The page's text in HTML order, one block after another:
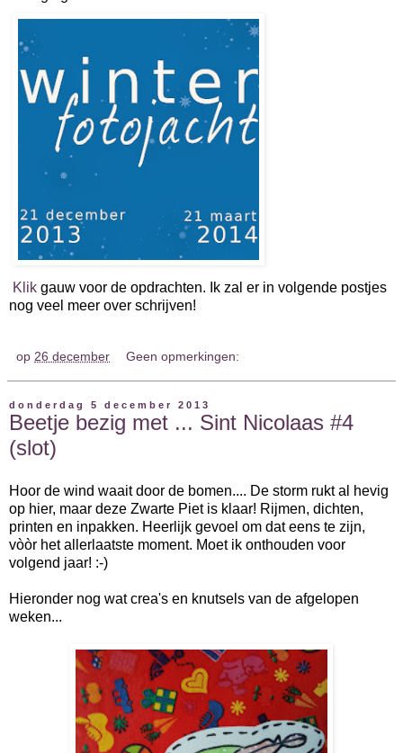
Klik gauw voor de opdrachten. Ik zal er in volgende postjes
nog veel meer over schrijven!
op 26 december Geen opmerkingen:
donderdag 5 december 2013
Beetje bezig met ... Sint Nicolaas #4
(slot)
Hoor de wind waait door de bomen.... De storm rukt al hevig
op hier, maar deze Zwarte Piet is klaar! Rijmen, dichten,
printen en inpakken. Heerlijk gevoel om dat eens te zijn,
vòòr het allerlaatste moment. Moet ik onthouden voor
volgend jaar! :-)
Hieronder nog wat crea's en knutsels van de afgelopen
weken...